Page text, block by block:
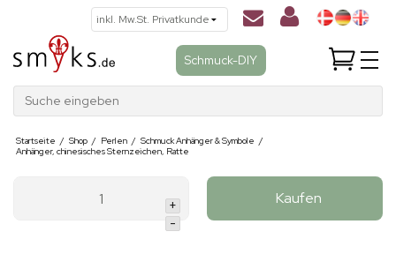
Schmuck-DIY
Suche eingeben
Startseite / Shop / Perlen / Schmuck Anhänger & Symbole /
Anhänger, chinesisches Sternzeichen, Ratte
+
-
Kaufen